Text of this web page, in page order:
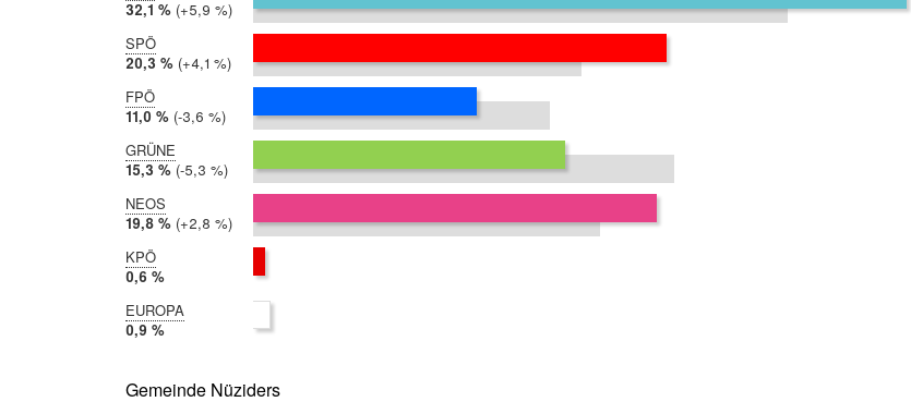
2019:
32,1 %
2014:
26,2 %
Differenz:
+5,9 %
SPÖ
2019:
20,3 %
2014:
16,1 %
Differenz:
+4,1 %
FPÖ
2019:
11,0 %
2014:
14,6 %
Differenz:
-3,6 %
GRÜNE
2019:
15,3 %
2014:
20,7 %
Differenz:
-5,3 %
NEOS
2019:
19,8 %
2014:
17,0 %
Differenz:
+2,8 %
KPÖ
2019:
0,6 %
nicht
teilgenommen
EUROPA
2019:
0,9 %
teilgenommen
Gemeinde Nüziders